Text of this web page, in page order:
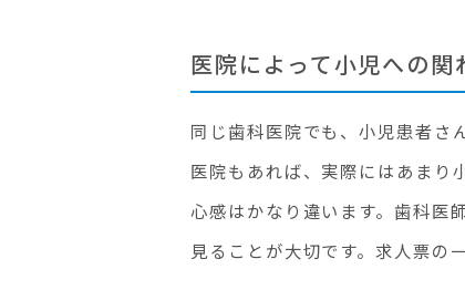
医院によって小児への関
同じ歯科医院でも、小児患者さ
医院もあれば、実際にはあまり
心感はかなり違います。歯科医
見ることが大切です。求人票の